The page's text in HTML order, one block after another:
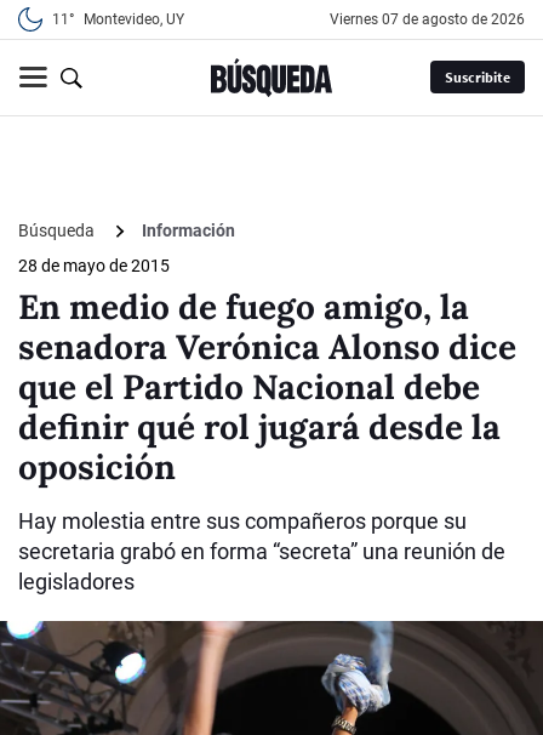
11° Montevideo, UY viernes 07 de agosto de 2026
Suscribite
Búsqueda
Información
28 de mayo de 2015
En medio de fuego amigo, la
senadora Verónica Alonso dice
que el Partido Nacional debe
definir qué rol jugará desde la
oposición
Hay molestia entre sus compañeros porque su
secretaria grabó en forma “secreta” una reunión de
legisladores